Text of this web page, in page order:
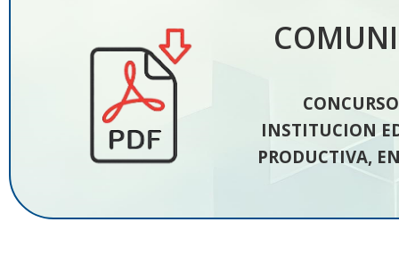
INSTITUCION
PRODUCTIVA,